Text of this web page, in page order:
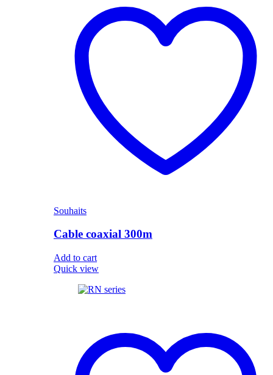
Souhaits
Cable coaxial 300m
Add to cart
Quick view